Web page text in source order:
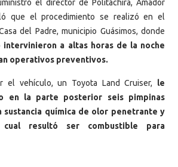
el director de Politáchira, Amador
que el procedimiento se realizó en el
del Padre, municipio Guásimos, donde
intervinieron a altas horas de la noche
operativos preventivos.
el vehículo, un Toyota Land Cruiser, le
en la parte posterior seis pimpinas
sustancia química de olor penetrante y
resultó ser combustible para